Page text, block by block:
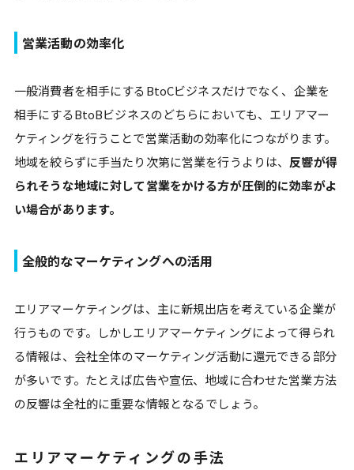
営業活動の効率化
一般消費者を相手にするBtoCビジネスだけでなく、企業を
相手にするBtoBビジネスのどちらにおいても、エリアマー
ケティングを行うことで営業活動の効率化につながります。
地域を絞らずに手当たり次第に営業を行うよりは、 反響が得
られそうな地域に対して営業をかける方が圧倒的に効率がよ
い場合があります。
全般的なマーケティングへの活用
エリアマーケティングは、主に新規出店を考えている企業が
行うものです。しかしエリアマーケティングによって得られ
る情報は、会社全体のマーケティング活動に還元できる部分
が多いです。たとえば広告や宣伝、地域に合わせた営業方法
の反響は全社的に重要な情報となるでしょう。
エリアマーケティングの手法